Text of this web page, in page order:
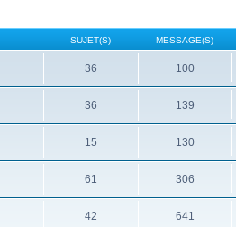
SUJET(S) MESSAGE(S)
36 100
36 139
15 130
61 306
42 641